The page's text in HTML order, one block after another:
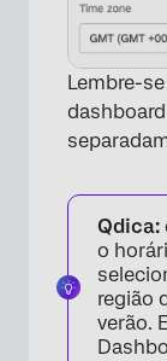
Lembre-
Qdica:
o
região
verão.